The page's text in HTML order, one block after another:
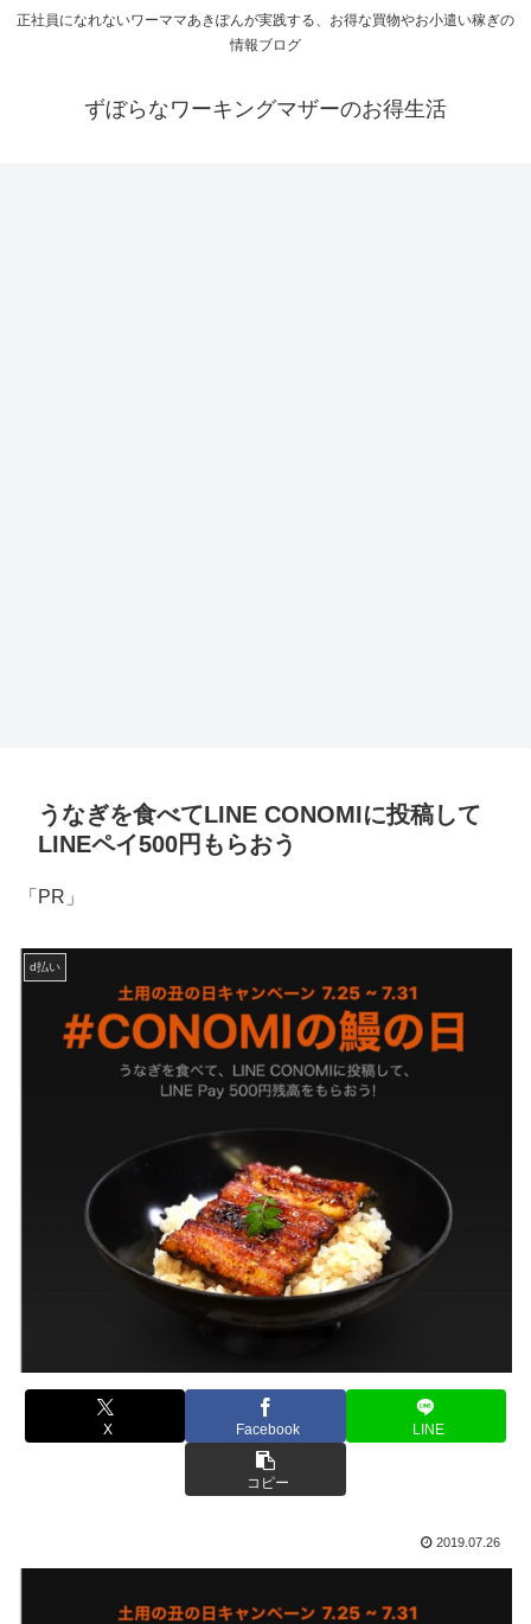
正社員になれないワーママあきぽんが実践する、お得な買物やお小遣い稼ぎの
情報ブログ
ずぼらなワーキングマザーのお得生活
うなぎを食べてLINE CONOMIに投稿して
LINEペイ500円もらおう
「PR」
d払い
X Facebook LINE
コピー
2019.07.26